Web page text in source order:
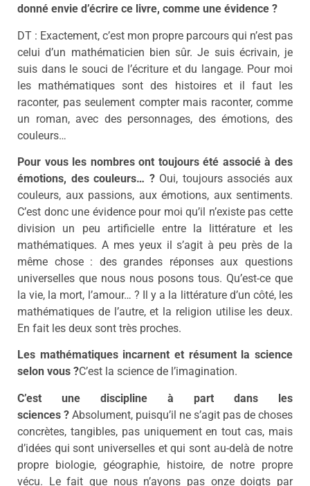
donné envie d’écrire ce livre, comme une évidence ?
DT : Exactement, c’est mon propre parcours qui n’est pas
celui d’un mathématicien bien sûr. Je suis écrivain, je
suis dans le souci de l’écriture et du langage. Pour moi
les mathématiques sont des histoires et il faut les
raconter, pas seulement compter mais raconter, comme
un roman, avec des personnages, des émotions, des
couleurs…
Pour vous les nombres ont toujours été associé à des
émotions, des couleurs… ? Oui, toujours associés aux
couleurs, aux passions, aux émotions, aux sentiments.
C’est donc une évidence pour moi qu’il n’existe pas cette
division un peu artificielle entre la littérature et les
mathématiques. A mes yeux il s’agit à peu près de la
même chose : des grandes réponses aux questions
universelles que nous nous posons tous. Qu’est-ce que
la vie, la mort, l’amour… ? Il y a la littérature d’un côté, les
mathématiques de l’autre, et la religion utilise les deux.
En fait les deux sont très proches.
Les mathématiques incarnent et résument la science
selon vous ?C’est la science de l’imagination.
C’est une discipline à part dans les
sciences ? Absolument, puisqu’il ne s’agit pas de choses
concrètes, tangibles, pas uniquement en tout cas, mais
d’idées qui sont universelles et qui sont au-delà de notre
propre biologie, géographie, histoire, de notre propre
vécu. Le fait que nous n’ayons pas onze doigts par